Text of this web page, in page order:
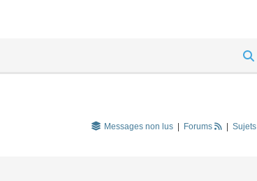
Messages non lus Forums Sujets